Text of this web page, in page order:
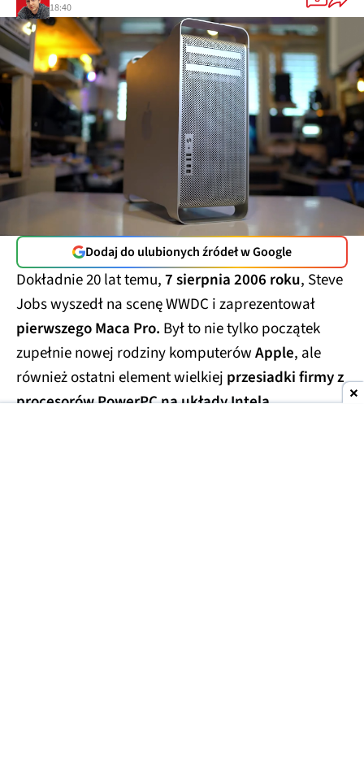
18:40
Dodaj do ulubionych źródeł w Google
Dokładnie 20 lat temu,7 sierpnia 2006 roku, Steve
Jobs wyszedł na scenę WWDC i zaprezentował
pierwszego Maca Pro. Był to nie tylko początek
zupełnie nowej rodziny komputerówApple, ale
również ostatni element wielkiej przesiadki firmy z
procesorów PowerPC na układy Intela.